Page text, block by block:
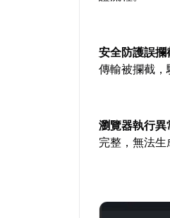
安全防護誤攔
傳輸被攔截，
瀏覽器執行異
完整，無法生